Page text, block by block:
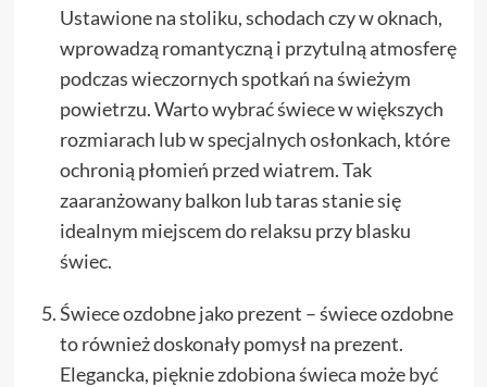
Ustawione na stoliku, schodach czy w oknach,
wprowadzą romantyczną i przytulną atmosferę
podczas wieczornych spotkań na świeżym
powietrzu. Warto wybrać świece w większych
rozmiarach lub w specjalnych osłonkach, które
ochronią płomień przed wiatrem. Tak
zaaranżowany balkon lub taras stanie się
idealnym miejscem do relaksu przy blasku
świec.
Świece ozdobne jako prezent – świece ozdobne
to również doskonały pomysł na prezent.
Elegancka, pięknie zdobiona świeca może być